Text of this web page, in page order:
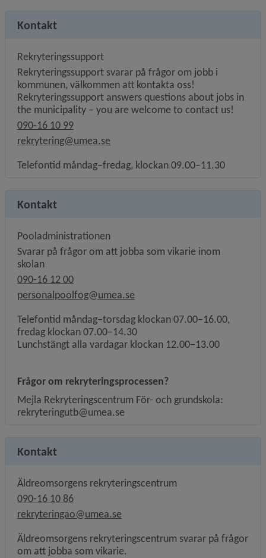
Kontakt
Rekryteringssupport
Rekryteringssupport svarar på frågor om jobb i
kommunen, välkommen att kontakta oss!
Rekryteringssupport answers questions about jobs in
the municipality – you are welcome to contact us!
090-16 10 99
rekrytering@umea.se
Telefontid måndag–fredag, klockan 09.00–11.30
Kontakt
Pooladministrationen
Svarar på frågor om att jobba som vikarie inom
skolan
090-16 12 00
personalpoolfog@umea.se
Telefontid måndag–torsdag klockan 07.00–16.00,
fredag klockan 07.00–14.30
Lunchstängt alla vardagar klockan 12.00–13.00
Frågor om rekryteringsprocessen?
Mejla Rekryteringscentrum För- och grundskola:
rekryteringutb@umea.se
Kontakt
Äldreomsorgens rekryteringscentrum
090-16 10 86
rekryteringao@umea.se
Äldreomsorgens rekryteringscentrum svarar på frågor
om att jobba som vikarie.